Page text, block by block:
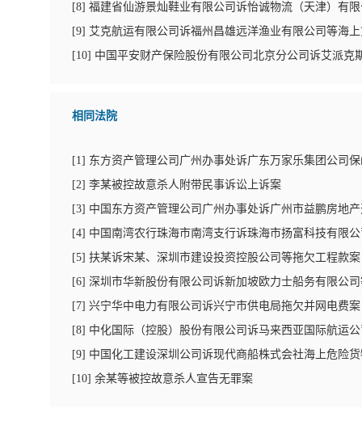
[8] 福建省仙游景灿鞋业有限公司诉怡诚物流（天津）有
[9] 艾克航运有限公司诉福州昌雄远洋渔业有限公司等海
[10] 中国平安财产保险股份有限公司北京分公司诉艾派
相同法院
[1] 东方资产管理公司广州办事处诉广东万家乐集团公司
[2] 李某被控故意杀人附带民事诉讼上诉案
[3] 中国东方资产管理公司广州办事处诉广州市益鹏房地
[4] 中国南湾农行珠海市南湾支行诉珠海市扬富科技有限
[5] 扶某诉宋某、深圳市建设投资控股公司等拖欠工程款案
[6] 深圳市华新股份有限公司诉新加坡欧力士船务有限公
[7] 兴宁华中电力有限公司诉兴宁市供电局拖欠并网电费案
[8] 中化国际（控股）股份有限公司诉马来西亚国际航运
[9] 中国化工建设深圳公司诉现代商船株式会社海上危险
[10] 余某等被控故意杀人宣告无罪案